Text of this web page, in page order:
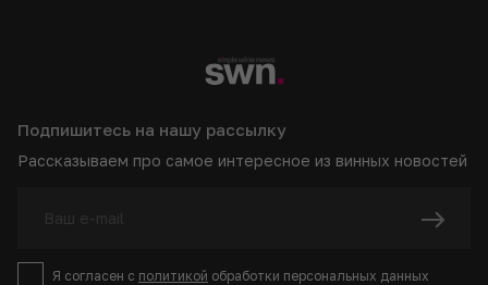
Подпишитесь на нашу рассылку
Рассказываем про самое интересное из винных новостей
Я согласен с политикой обработки персональных данных